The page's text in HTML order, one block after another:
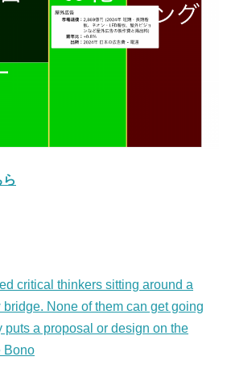
critical thinkers sitting around a
None of them can get going
puts a proposal or design on the